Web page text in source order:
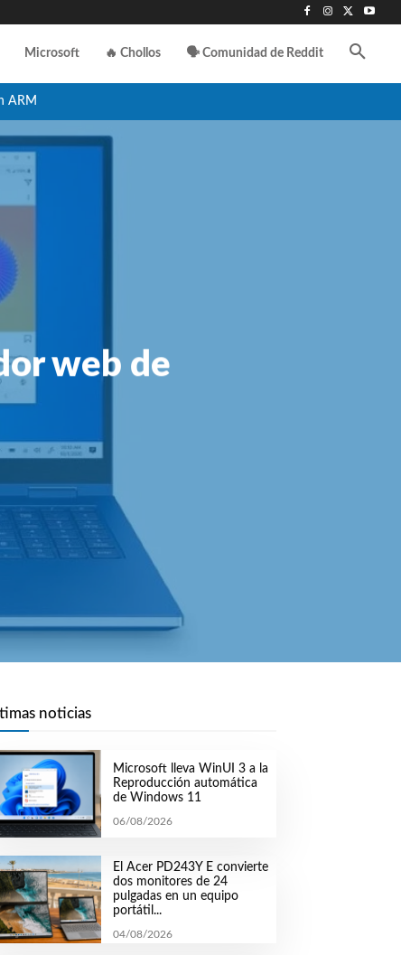
Microsoft 🔥 Chollos 🗣️ Comunidad de Reddit
ARM
web de
noticias
Microsoft lleva WinUI 3 a la
Reproducción automática
de Windows 11
06/08/2026
El Acer PD243Y E convierte
dos monitores de 24
pulgadas en un equipo
portátil...
04/08/2026